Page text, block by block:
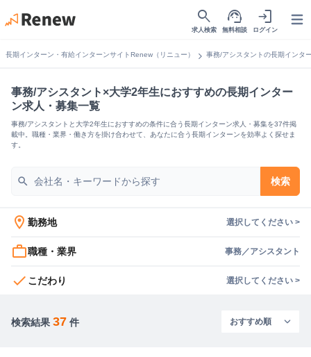
search
求人検索
support_agent
無料相談
login
ログイン
長期インターン・有給インターンサイトRenew（リニュー） chevron_right 事務/アシスタントの長期インタ
事務/アシスタント×大学2年生におすすめの長期インター
ン求人・募集一覧
事務/アシスタントと大学2年生におすすめの条件に合う長期インターン求人・募集を37件掲
載中。職種・業界・働き方を掛け合わせて、あなたに合う長期インターンを効率よく探せま
す。
search 検索
location_on 勤務地 選択してください >
work_outline職種・業界 事務／アシスタント
check こだわり 選択してください >
検索結果 37 件